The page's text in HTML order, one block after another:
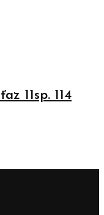
11sp. 114